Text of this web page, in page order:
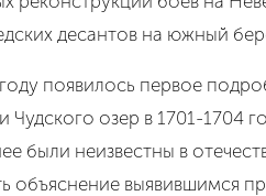
десантов на южный
появилось первое
Чудского озер в 1701-1704
были неизвестны в
объяснение выявившимся